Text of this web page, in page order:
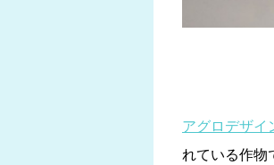
アグロデザイ
れている作物